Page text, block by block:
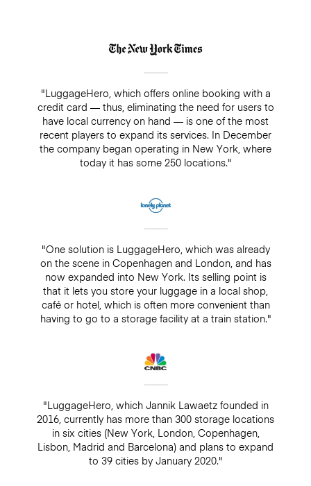
"LuggageHero, which offers online booking with a
credit card — thus, eliminating the need for users to
have local currency on hand — is one of the most
recent players to expand its services. In December
the company began operating in New York, where
today it has some 250 locations."
"One solution is LuggageHero, which was already
on the scene in Copenhagen and London, and has
now expanded into New York. Its selling point is
that it lets you store your luggage in a local shop,
café or hotel, which is often more convenient than
having to go to a storage facility at a train station."
"LuggageHero, which Jannik Lawaetz founded in
2016, currently has more than 300 storage locations
in six cities (New York, London, Copenhagen,
Lisbon, Madrid and Barcelona) and plans to expand
to 39 cities by January 2020."